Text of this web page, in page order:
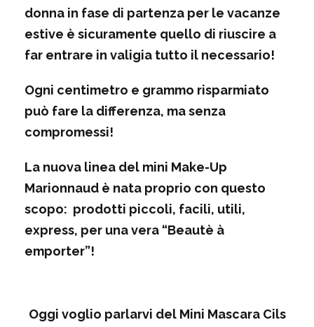
donna in fase di partenza per le vacanze
estive è sicuramente quello di riuscire a
far entrare in valigia tutto il necessario!
Ogni centimetro e grammo risparmiato
può fare la differenza, ma senza
compromessi!
La nuova linea del mini Make-Up
Marionnaud è nata proprio con questo
scopo: prodotti piccoli, facili, utili,
express, per una vera “Beautè à
emporter”!
Oggi voglio parlarvi del Mini Mascara Cils